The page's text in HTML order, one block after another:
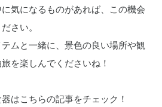
気になるものがあれば、この機会
さい。
ムと一緒に、景色の良い場所や観
を楽しんでくださいね！
はこちらの記事をチェック！